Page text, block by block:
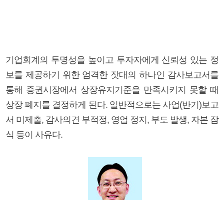
기업회계의 투명성을 높이고 투자자에게 신뢰성 있는 정
보를 제공하기 위한 엄격한 잣대의 하나인 감사보고서를
통해 증권시장에서 상장유지기준을 만족시키지 못할 때
상장 폐지를 결정하게 된다. 일반적으로는 사업(반기)보고
서 미제출, 감사의견 부적정, 영업 정지, 부도 발생, 자본 잠
식 등이 사유다.